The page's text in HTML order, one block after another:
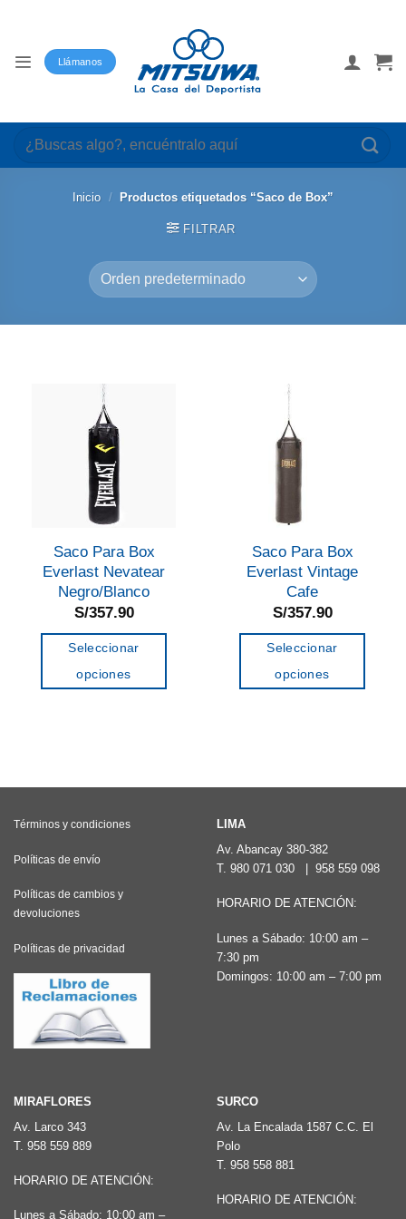
Llámanos
Buscar
por:
Inicio / Productos etiquetados “Saco de Box”
FILTRAR
Saco Para Box
Everlast Nevatear
Negro/Blanco
S/357.90
Seleccionar
opciones
Las
pueden
en
la
página
de
producto
Saco Para Box
Everlast Vintage
Cafe
S/357.90
Seleccionar
opciones
opciones
se
pueden
en
la
Términos y condiciones
Políticas de envío
Políticas de cambios y
devoluciones
Políticas de privacidad
LIMA
Av. Abancay 380-382
T. 980 071 030 958 559 098
HORARIO DE ATENCIÓN:
Lunes a Sábado: 10:00 am –
7:30 pm
Domingos: 10:00 am – 7:00 pm
MIRAFLORES
Av. Larco 343
T. 958 559 889
HORARIO DE ATENCIÓN:
Lunes a Sábado: 10:00 am –
SURCO
Av. La Encalada 1587 C.C. El
Polo
T. 958 558 881
HORARIO DE ATENCIÓN: